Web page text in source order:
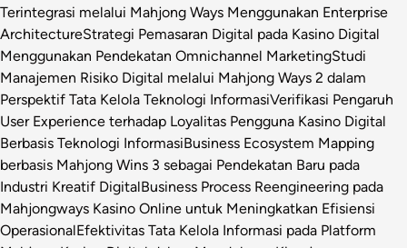
Terintegrasi melalui Mahjong Ways Menggunakan Enterprise
ArchitectureStrategi Pemasaran Digital pada Kasino Digital
Menggunakan Pendekatan Omnichannel MarketingStudi
Manajemen Risiko Digital melalui Mahjong Ways 2 dalam
Perspektif Tata Kelola Teknologi InformasiVerifikasi Pengaruh
User Experience terhadap Loyalitas Pengguna Kasino Digital
Berbasis Teknologi InformasiBusiness Ecosystem Mapping
berbasis Mahjong Wins 3 sebagai Pendekatan Baru pada
Industri Kreatif DigitalBusiness Process Reengineering pada
Mahjongways Kasino Online untuk Meningkatkan Efisiensi
OperasionalEfektivitas Tata Kelola Informasi pada Platform